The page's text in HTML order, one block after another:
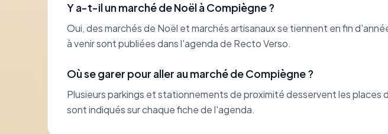
Y a-t-il un marché de Noël à Compiègne ?
Oui, des marchés de Noël et marchés artisanaux se tiennent en fin
à venir sont publiées dans l'agenda de Recto Verso.
Où se garer pour aller au marché de Compiègne ?
Plusieurs parkings et stationnements de proximité desservent les places
sont indiqués sur chaque fiche de l'agenda.